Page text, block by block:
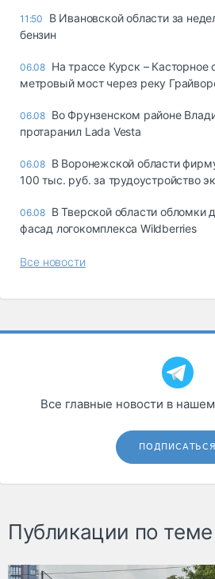
11:50
В Ивановской области за
бензин
06.08 На трассе Курск – Касторное
метровый мост через реку
06.08 Во Фрунзенском районе
протаранил Lada Vesta
06.08 В Воронежской области
100 тыс. руб. за трудоустройство
06.08 В Тверской области обломки
фасад логокомплекса Wildberries
Все новости
Все главные новости в
ПОДПИСАТЬСЯ
Публикации по теме